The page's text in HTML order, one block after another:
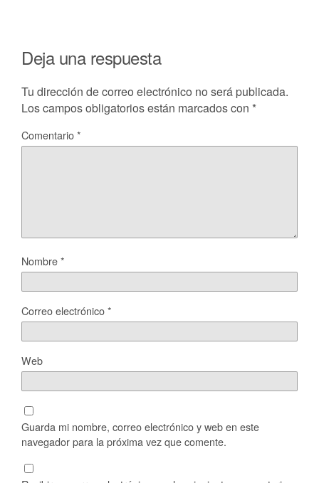
Deja una respuesta
Tu dirección de correo electrónico no será publicada.
Los campos obligatorios están marcados con *
Comentario*
Nombre*
Correo electrónico*
Web
Guarda mi nombre, correo electrónico y web en este
navegador para la próxima vez que comente.